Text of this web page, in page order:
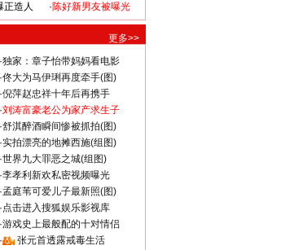
正造人
·陈好新男友被曝光
更多>>
·独家：章子怡带妈妈看电影
·佟大为马伊琍再度牵手(图)
·倪萍赵忠祥十年后再携手
·刘涛富豪老公为家产求生子
·舒淇醉酒瞬间惨被抓拍(图)
·实拍漂亮的地摊西施(组图)
·世界九大罪恶之城(组图)
·李孝利新欢私密视频曝光
·孟庭苇可爱儿子最新照(图)
·点击进入搜狐娱乐影视库
·游戏史上最般配的十对情侣
·
张元首透露戒毒生活